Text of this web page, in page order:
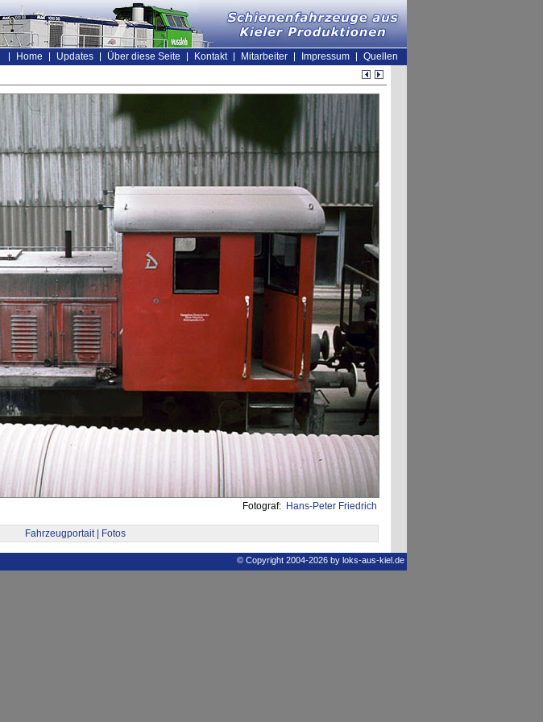
Home Updates Über diese Seite Kontakt Mitarbeiter Impressum
Quellen
Fotograf: Hans-Peter Friedrich
Fahrzeugportait | Fotos
© Copyright 2004-2026 by loks-aus-kiel.de